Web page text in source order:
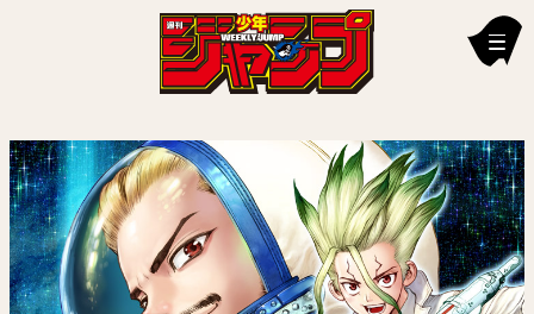
新刊情報
編集部からのお知らせ
お知らせ
連載作品